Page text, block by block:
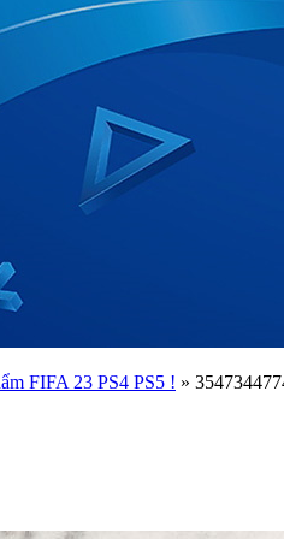
FIFA 23 PS4 PS5 ! »